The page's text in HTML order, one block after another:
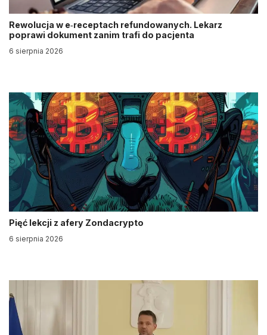
Rewolucja w e‑receptach refundowanych. Lekarz
poprawi dokument zanim trafi do pacjenta
6 sierpnia 2026
Pięć lekcji z afery Zondacrypto
6 sierpnia 2026